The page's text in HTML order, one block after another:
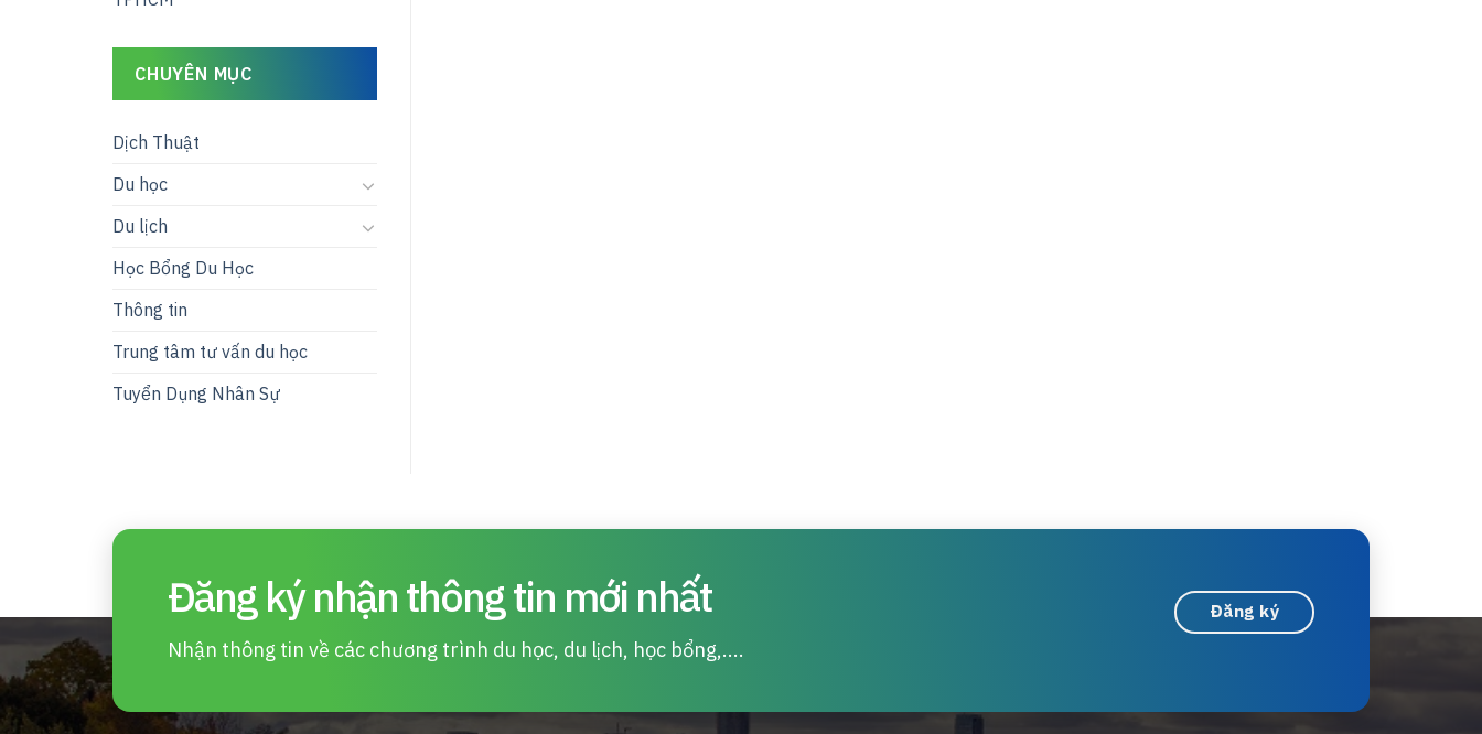
CHUYÊN MỤC
Dịch Thuật
Du học
Du lịch
Học Bổng Du Học
Thông tin
Trung tâm tư vấn du học
Tuyển Dụng Nhân Sự
Đăng ký nhận thông tin mới nhất
Nhận thông tin về các chương trình du học, du lịch, học bổng,....
Đăng ký